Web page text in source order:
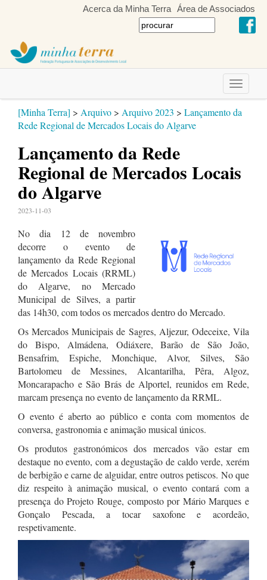
Acerca da Minha Terra Área de Associados
Toggle
[Minha Terra] > Arquivo > Arquivo 2023 > Lançamento da
Rede Regional de Mercados Locais do Algarve
Lançamento da Rede
Regional de Mercados Locais
do Algarve
2023-11-03
No dia 12 de novembro
decorre o evento de
lançamento da Rede Regional
de Mercados Locais (RRML)
do Algarve, no Mercado
Municipal de Silves, a partir
das 14h30, com todos os mercados dentro do Mercado.
Os Mercados Municipais de Sagres, Aljezur, Odeceixe, Vila
do Bispo, Almádena, Odiáxere, Barão de São João,
Bensafrim, Espiche, Monchique, Alvor, Silves, São
Bartolomeu de Messines, Alcantarilha, Pêra, Algoz,
Moncarapacho e São Brás de Alportel, reunidos em Rede,
marcam presença no evento de lançamento da RRML.
O evento é aberto ao público e conta com momentos de
conversa, gastronomia e animação musical únicos.
Os produtos gastronómicos dos mercados vão estar em
destaque no evento, com a degustação de caldo verde, xerém
de berbigão e carne de alguidar, entre outros petiscos. No que
diz respeito à animação musical, o evento contará com a
presença do Projeto Rouge, composto por Mário Marques e
Gonçalo Pescada, a tocar saxofone e acordeão,
respetivamente.